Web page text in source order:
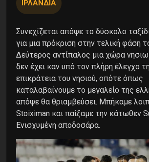
ΙΡΛΑΝΔΙΑ
Συνεχίζεται απόψε το δύσκολο
για μια πρόκριση στην τελική φάση
Δεύτερος αντίπαλος μια χώρα
δεν έχει καν υπό τον πλήρη έλεγχο
επικράτεια του νησιού, οπότε όπως
καταλαβαίνουμε το μεγαλείο της
απόψε θα θριαμβεύσει. Μπήκαμε
Stoiximan και παίξαμε την κάτωθεν
Ενισχυμένη αποδοσάρα.